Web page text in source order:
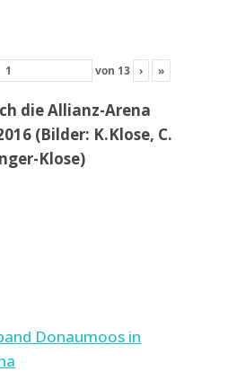
von 13 › »
die Allianz-Arena
(Bilder: K.Klose, C.
Klose)